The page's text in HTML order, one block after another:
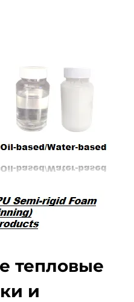
тепловые
и